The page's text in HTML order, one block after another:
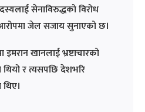
सेनाविरुद्धको विरोध
जेल सजाय सुनाएको छ।
खानलाई भ्रष्टाचारको
थियो र त्यसपछि देशभरि